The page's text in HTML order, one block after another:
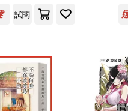
里(13) 亞凰(13)
阿拉伯語教學大綱研訂組 等(1
範大學出版社(79)
ィス(78) 晨星(78)
Ondine(77)
試閱